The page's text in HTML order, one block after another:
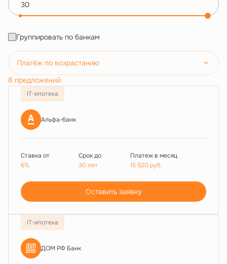
Группировать по банкам
Платёж по возрастанию
8 предложений
IT-ипотека
Альфа-банк
Ставка от
6%
Срок до
30 лет
Платеж в месяц
15 520руб.
Оставить заявку
IT-ипотека
ДОМ РФ Банк